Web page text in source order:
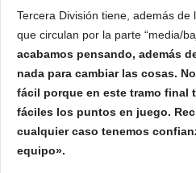
Tercera División tiene, además
que circulan por la parte “media/
acabamos pensando, además
nada para cambiar las cosas.
fácil porque en este tramo final
fáciles los puntos en juego.
cualquier caso tenemos
equipo».